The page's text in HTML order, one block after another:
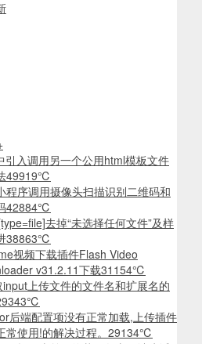
引入调用另一个公用html模板文件
49919℃
程序调用摄像头扫描识别二维码和
42884℃
去掉“未选择任何文件”及样
38863℃
视频下载插件Flash Video
v31.2.11下载31154℃
input上传文件的文件名和扩展名的
后端配置项没有正常加载,上传插件
常使用!的解决过程。 29134℃